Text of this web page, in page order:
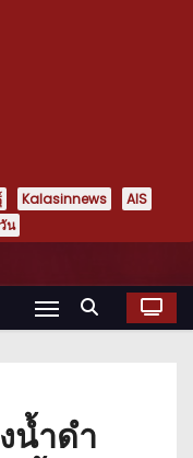
Kalasinnews
AIS
น
น้ำดำ